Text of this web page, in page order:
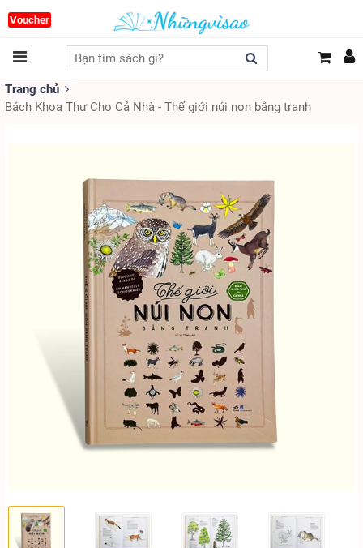
Voucher
Trang chủ
Bách Khoa Thư Cho Cả Nhà - Thế giới núi non bằng tranh